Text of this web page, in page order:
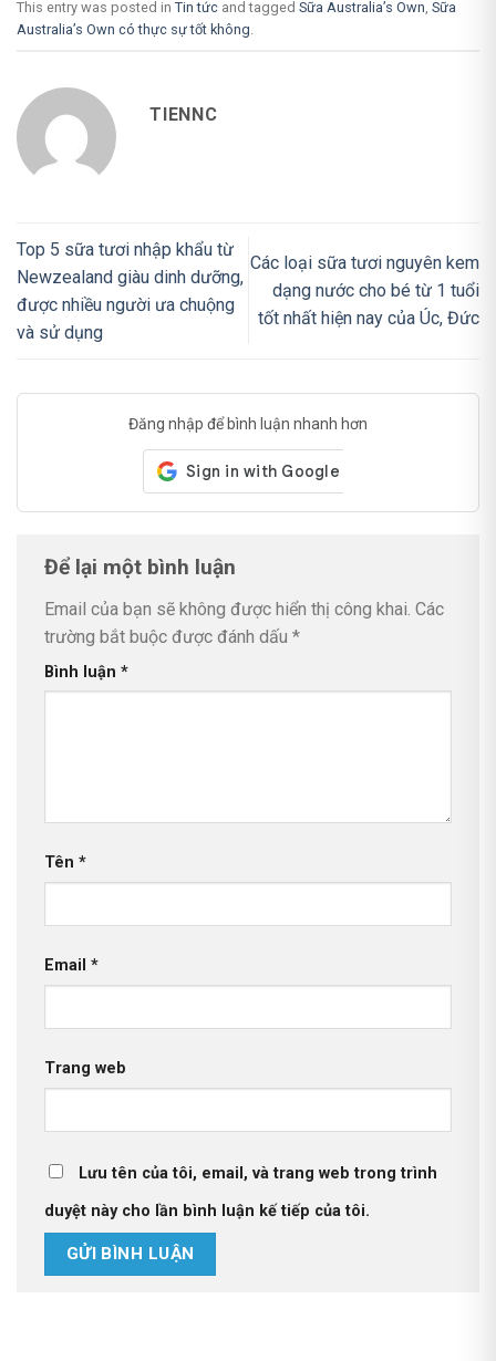
This entry was posted in Tin tức and tagged Sữa Australia’s Own Sữa
Australia’s Own có thực sự tốt không
TIENNC
Top 5 sữa tươi nhập khẩu từ
Newzealand giàu dinh dưỡng,
được nhiều người ưa chuộng
và sử dụng
Các loại sữa tươi nguyên kem
dạng nước cho bé từ 1 tuổi
tốt nhất hiện nay của Úc, Đức
Đăng nhập để bình luận nhanh hơn
Để lại một bình luận
Email của bạn sẽ không được hiển thị công khai. Các
trường bắt buộc được đánh dấu *
Bình luận *
Tên *
Email *
Trang web
Lưu tên của tôi, email, và trang web trong trình
duyệt này cho lần bình luận kế tiếp của tôi.